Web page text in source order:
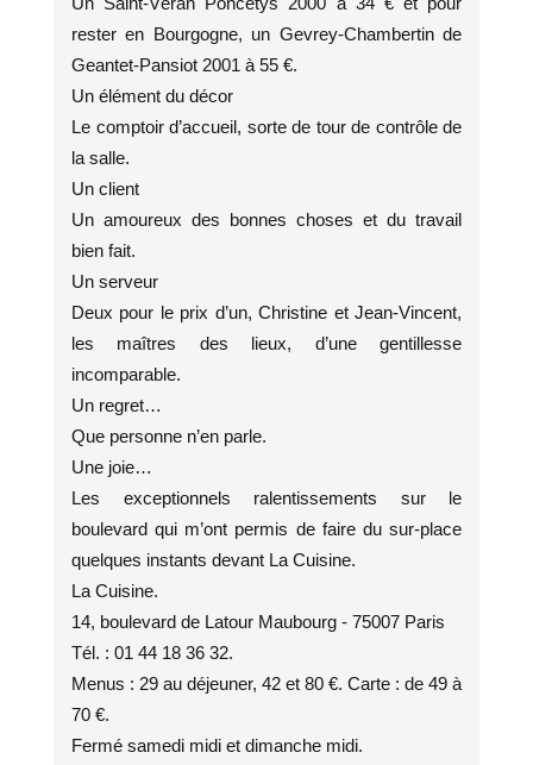
rester en Bourgogne, un Gevrey-Chambertin de
Geantet-Pansiot 2001 à 55 €.
Un élément du décor
Le comptoir d’accueil, sorte de tour de contrôle de
la salle.
Un client
Un amoureux des bonnes choses et du travail
bien fait.
Un serveur
Deux pour le prix d’un, Christine et Jean-Vincent,
les maîtres des lieux, d’une gentillesse
incomparable.
Un regret…
Que personne n’en parle.
Une joie…
Les exceptionnels ralentissements sur le
boulevard qui m’ont permis de faire du sur-place
quelques instants devant La Cuisine.
La Cuisine.
14, boulevard de Latour Maubourg - 75007 Paris
Tél. : 01 44 18 36 32.
Menus : 29 au déjeuner, 42 et 80 €. Carte : de 49 à
70 €.
Fermé samedi midi et dimanche midi.